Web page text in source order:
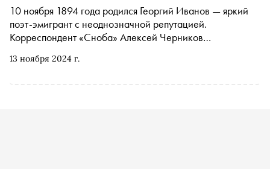
13 ноября 2024 г.
10 ноября 1894 года родился Георгий Иванов — яркий
поэт-эмигрант с неоднозначной репутацией.
Корреспондент «Сноба» Алексей Черников
Шубинским о том, как Иванов сделал